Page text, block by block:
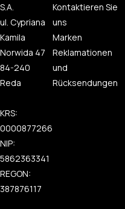
S.A.
ul. Cypriana
Kamila
Norwida 47
84-240
Reda
KRS:
0000877266
NIP:
5862363341
REGON:
387876117
Kontaktieren Sie
uns
Marken
Reklamationen
und
Rücksendungen